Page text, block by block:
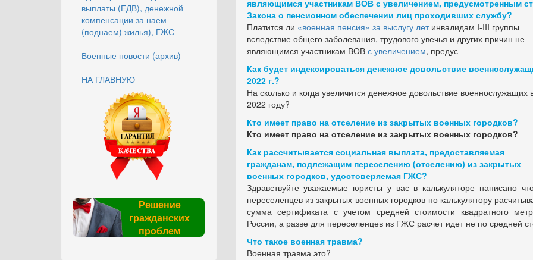
выплаты (ЕДВ), денежной
компенсации за наем
(поднаем) жилья), ГЖС
Военные новости (архив)
НА ГЛАВНУЮ
Решение
гражданских
проблем
являющимся участникам ВОВ с увеличением, предусмотренным
Закона о пенсионном обеспечении лиц проходивших службу?
Платится ли «военная пенсия» за выслугу летинвалидам I-III группы
вследствие общего заболевания, трудового увечья и других причин не
являющимся участникам ВОВ с увеличением, предус
Как будет индексироваться денежное довольствие
2022 г.?
На сколько и когда увеличится денежное довольствие военнослужащих
2022 году?
Кто имеет право на отселение из закрытых военных городков?
Кто имеет право на отселение из закрытых военных городков?
Как рассчитывается социальная выплата, предоставляемая
гражданам, подлежащим переселению (отселению) из закрытых
военных городков, удостоверяемая ГЖС?
Здравствуйте уважаемые юристы у вас в калькуляторе написано
переселенцев из закрытых военных городков по калькулятору
сумма сертификата с учетом средней стоимости квадратного
России, а разве для переселенцев из ГЖС расчет идет не по средней
Что такое военная травма?
Военная травма это?